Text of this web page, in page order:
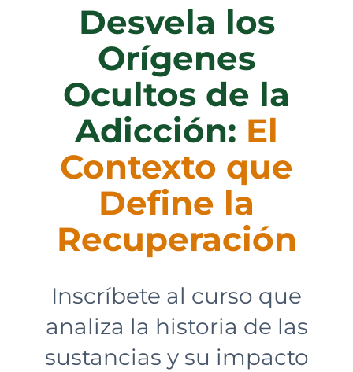
Desvela los
Orígenes
Ocultos de la
Adicción: El
Contexto que
Define la
Recuperación
Inscríbete al curso que
analiza la historia de las
sustancias y su impacto